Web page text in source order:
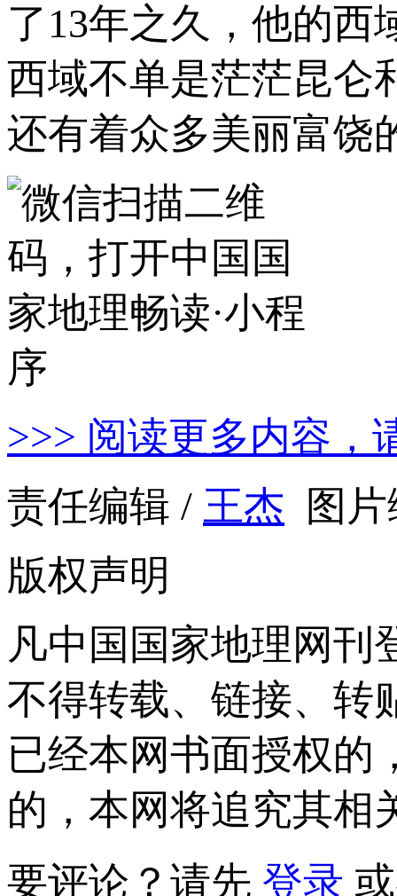
了13年之久，他的西
西域不单是茫茫昆仑
还有着众多美丽富饶
>>> 阅读更多内容，
责任编辑 / 王杰 图
版权声明
凡中国国家地理网刊
不得转载、链接、转
已经本网书面授权的
的，本网将追究其相
要评论？请先 登录